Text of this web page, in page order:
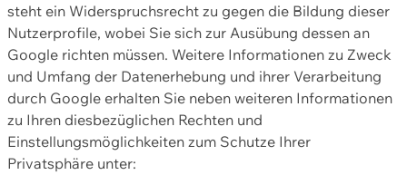
steht ein Widerspruchsrecht zu gegen die Bildung dieser
Nutzerprofile, wobei Sie sich zur Ausübung dessen an
Google richten müssen. Weitere Informationen zu Zweck
und Umfang der Datenerhebung und ihrer Verarbeitung
durch Google erhalten Sie neben weiteren Informationen
zu Ihren diesbezüglichen Rechten und
Einstellungsmöglichkeiten zum Schutze Ihrer
Privatsphäre unter: